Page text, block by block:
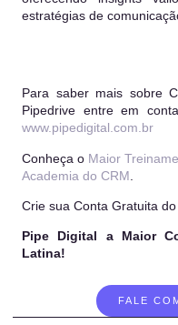
estratégias de
Para saber mais sobre
Pipedrive entre em
www.pipedigital.com.br
Conheça o Maior
Academia do CRM
Crie sua Conta Gratuita
Pipe Digital a Maior
Latina!
FALE